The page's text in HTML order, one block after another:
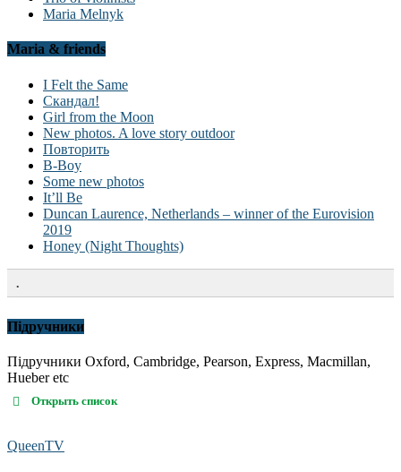
Maria Melnyk
Maria & friends
I Felt the Same
Скандал!
Girl from the Moon
New photos. A love story outdoor
Повторить
B-Boy
Some new photos
It’ll Be
Duncan Laurence, Netherlands – winner of the Eurovision
2019
Honey (Night Thoughts)
.
Підручники
Підручники Oxford, Cambridge, Pearson, Express, Macmillan,
Hueber etc
Открыть список
QueenTV